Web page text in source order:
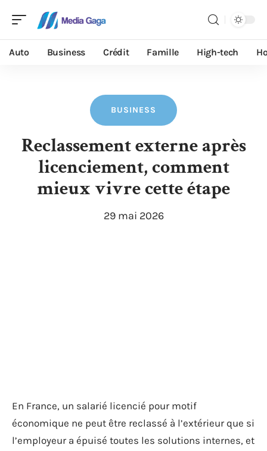
Auto Business Crédit Famille High-tech
BUSINESS
Reclassement externe après
licenciement, comment
mieux vivre cette étape
29 mai 2026
En France, un salarié licencié pour motif
économique ne peut être reclassé à l’extérieur que si
l’employeur a épuisé toutes les solutions internes, et